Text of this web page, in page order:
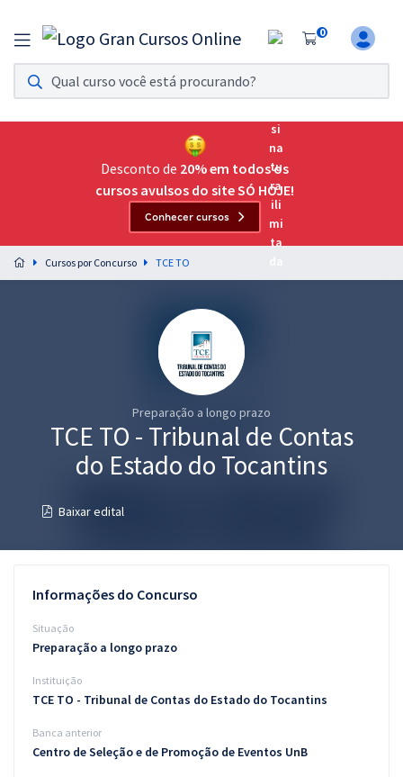
0
Assinatura Ilimitada 11
Acesso a todos os cursos. Teste grátis por 7 dias!
Assinatura OAB Até Passar
Acesso ilimitado a toda preparação para o Exame da
Preparação completa e intensiva para as principais
residências em saúde do Brasil
Graduação
Questões grátis
Conteúdo gratuito
Aprovados
Atendimento
Desconto de 20% em todos os
cursos avulsos do site SÓ HOJE!
Conhecer cursos
Cursos por Concurso TCE TO
Preparação a longo prazo
TCE TO - Tribunal de Contas
do Estado do Tocantins
Baixar edital
Informações do Concurso
Situação
Preparação a longo prazo
Instituição
TCE TO - Tribunal de Contas do Estado do Tocantins
Banca anterior
Centro de Seleção e de Promoção de Eventos UnB